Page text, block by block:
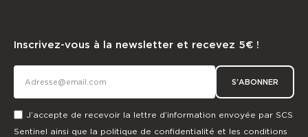
Inscrivez-vous à la newsletter et recevez 5€ !
S'ABONNER
J’accepte de recevoir la lettre d’information envoyée par SCS
Sentinel ainsi que la politique de confidentialité et les conditions